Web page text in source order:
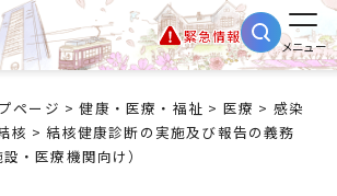
緊急情報
メニュー
ページ >健康・医療・福祉 > 医療 > 感染
核 > 結核健康診断の実施及び報告の義務
・医療機関向け）